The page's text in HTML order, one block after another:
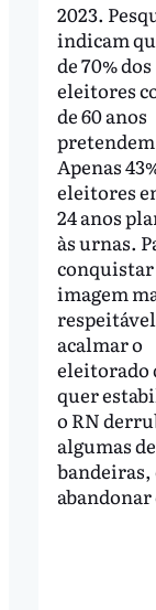
2023.
indicam
de 70% dos
eleitores
de 60 anos
Apenas
eleitores
24 anos
às urnas.
imagem
acalmar o
eleitorado
quer
o RN
algumas
bandeiras,